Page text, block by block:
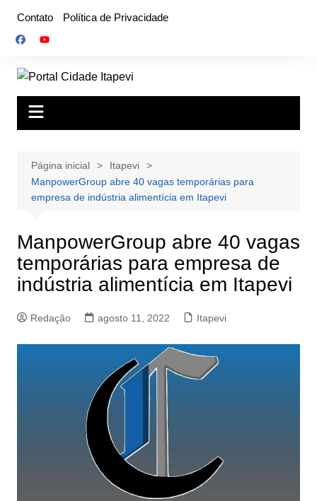
Contato Política de Privacidade
Página inicial
Itapevi
ManpowerGroup abre 40 vagas temporárias para
empresa de indústria alimentícia em Itapevi
ManpowerGroup abre 40 vagas
temporárias para empresa de
indústria alimentícia em Itapevi
Redação agosto 11, 2022 Itapevi